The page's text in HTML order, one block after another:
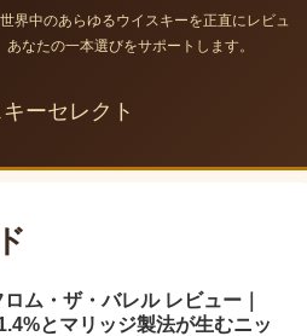
界中のあらゆるウイスキーを正直にレビュ
なたの一本選びをサポートします。
ーセレクト
ロム・ザ・バレル レビュー｜
とマリッジ製法が生むニッ